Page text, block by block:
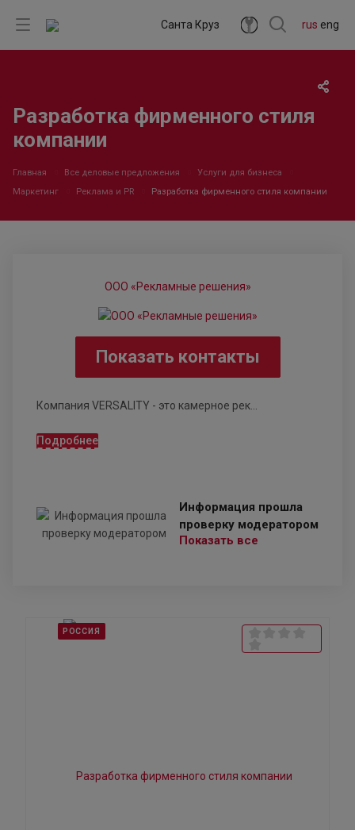
rus eng
Санта Круз
Разработка фирменного стиля
компании
Главная Все деловые предложения
Услуги для бизнеса
Маркетинг
Реклама и PR Разработка фирменного стиля компании
ООО «Рекламные решения»
Показать контакты
Компания VERSALITY - это камерное рек...
Подробнее
Информация прошла
проверку модератором
Показать все
РОССИЯ